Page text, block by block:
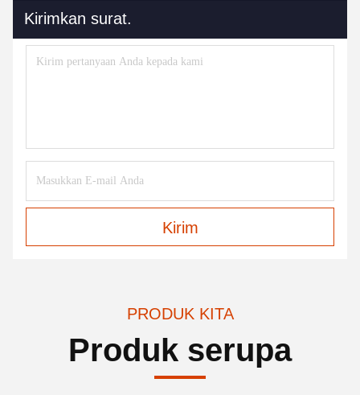
Kirimkan surat.
Kirim
PRODUK KITA
Produk serupa